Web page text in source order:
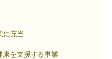
に充当
康を支援する事業